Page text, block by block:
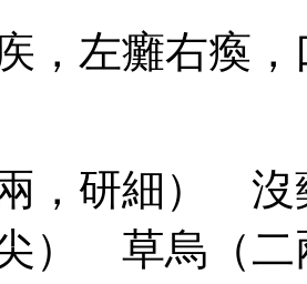
，左癱右瘓
，研細）
） 草烏（